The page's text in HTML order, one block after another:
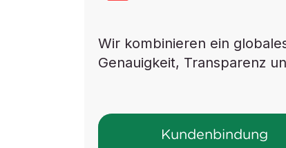
Wir kombinieren ein
Genauigkeit, Transparenz
Kundenbindung